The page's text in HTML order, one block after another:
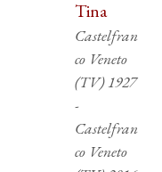
Tina
Castelfran
co Veneto
(TV) 1927
-
Castelfran
co Veneto